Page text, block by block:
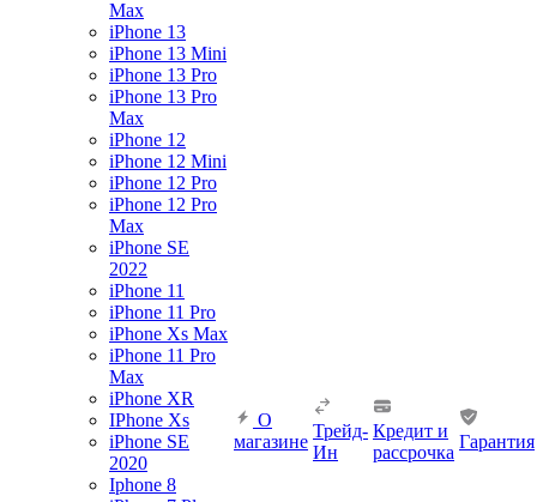
Max
iPhone 13
iPhone 13 Mini
iPhone 13 Pro
iPhone 13 Pro
Max
iPhone 12
iPhone 12 Mini
iPhone 12 Pro
iPhone 12 Pro
Max
iPhone SE
2022
iPhone 11
iPhone 11 Pro
iPhone Xs Max
iPhone 11 Pro
Max
iPhone XR
IPhone Xs
iPhone SE
2020
Iphone 8
О
магазине
Трейд-
Ин
Кредит и
рассрочка
Гарантия